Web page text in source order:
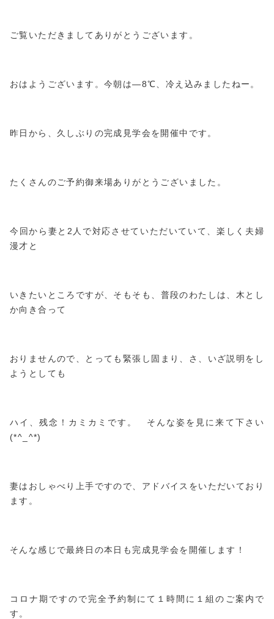
ご覧いただきましてありがとうございます。
おはようございます。今朝は—8℃、冷え込みましたねー。
昨日から、久しぶりの完成見学会を開催中です。
たくさんのご予約御来場ありがとうございました。
今回から妻と2人で対応させていただいていて、楽しく夫婦
漫才と
いきたいところですが、そもそも、普段のわたしは、木とし
か向き合って
おりませんので、とっても緊張し固まり、さ、いざ説明をし
ようとしても
ハイ、残念！カミカミです。 そんな姿を見に来て下さい
(*^_^*)
妻はおしゃべり上手ですので、アドバイスをいただいており
ます。
そんな感じで最終日の本日も完成見学会を開催します！
コロナ期ですので完全予約制にて１時間に１組のご案内で
す。